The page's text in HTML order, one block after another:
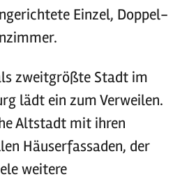
Einzel, Doppel-
zweitgrößte Stadt im
lädt ein zum Verweilen.
Altstadt mit ihren
Häuserfassaden, der
weitere